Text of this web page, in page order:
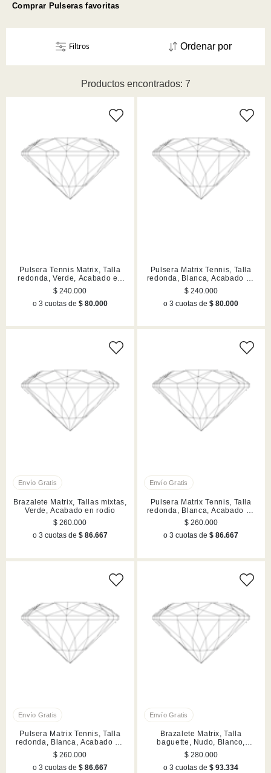
Comprar Pulseras favoritas
Productos encontrados: 7
Ordenar por
Filtros
Pulsera Tennis Matrix, Talla
redonda, Verde, Acabado en
rutenio
$ 240.000
o 3 cuotas de $ 80.000
Pulsera Matrix Tennis, Talla
redonda, Blanca, Acabado en
rodio
$ 240.000
o 3 cuotas de$ 80.000
Brazalete Matrix, Tallas mixtas,
Verde, Acabado en rodio
$ 260.000
o 3 cuotas de $ 86.667
Pulsera Matrix Tennis, Talla
redonda, Blanca, Acabado en
tono oro rosa
$ 260.000
o 3 cuotas de$ 86.667
Pulsera Matrix Tennis, Talla
redonda, Blanca, Acabado en
tono oro
$ 260.000
o 3 cuotas de $ 86.667
Brazalete Matrix, Talla
baguette, Nudo, Blanco,
Acabado en rodio
$ 280.000
o 3 cuotas de$ 93.334